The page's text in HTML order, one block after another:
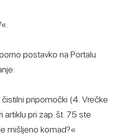
postavko na Portalu
pripomočki (4. Vrečke
artiklu pri zap. št. 75 ste
mišljeno komad?«